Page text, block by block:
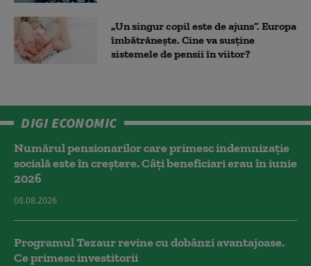
„Un singur copil este de ajuns”. Europa
îmbătrânește. Cine va susține
sistemele de pensii în viitor?
DIGI ECONOMIC
Numărul pensionarilor care primesc indemnizaţie
socială este în creștere. Câți beneficiari erau în iunie
2026
08.08.2026
Programul Tezaur revine cu dobânzi avantajoase.
Ce primesc investitorii